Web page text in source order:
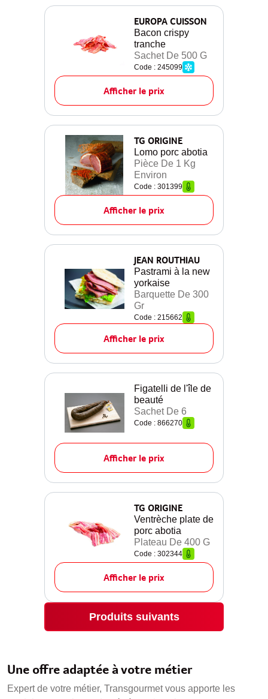
EUROPA CUISSON
Bacon crispy
tranche
Sachet De 500 G
Code : 245099
Afficher le prix
TG ORIGINE
Lomo porc abotia
Pièce De 1 Kg
Environ
Code : 301399
Afficher le prix
JEAN ROUTHIAU
Pastrami à la new
yorkaise
Barquette De 300
Gr
Code : 215662
Afficher le prix
Figatelli de l'île de
beauté
Sachet De 6
Code : 866270
Afficher le prix
TG ORIGINE
Ventrèche plate de
porc abotia
Plateau De 400 G
Code : 302344
Afficher le prix
Produits suivants
Une offre adaptée à votre métier
Expert de votre métier, Transgourmet vous apporte les